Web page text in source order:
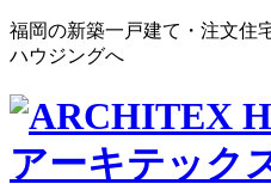
福岡の新築一戸建て・注文住
ハウジングへ